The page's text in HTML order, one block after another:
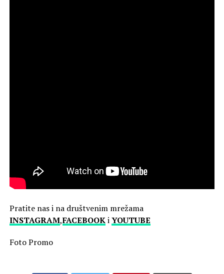
Pratite nas i na društvenim mrežama
INSTAGRAM,FACEBOOKiYOUTUBE
Foto Promo